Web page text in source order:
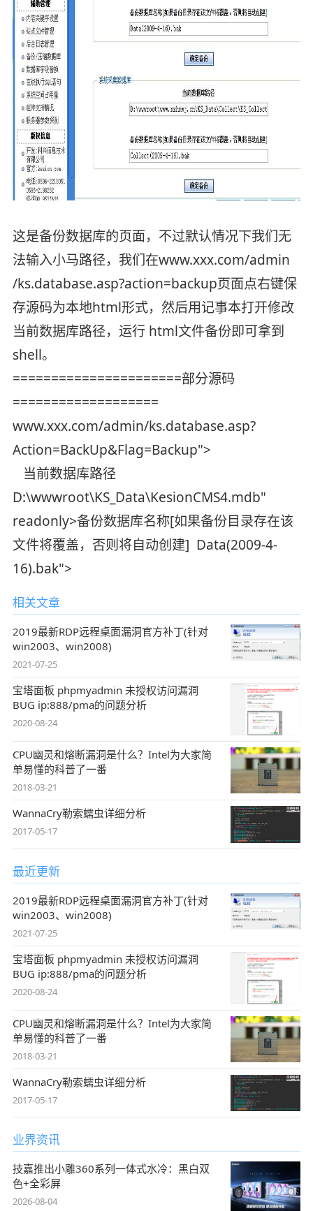
这是备份数据库的页面，不过默认情况下我们无
法输入小马路径，我们在www.xxx.com/admin
/ks.database.asp?action=backup页面点右键保
存源码为本地html形式，然后用记事本打开修改
当前数据库路径，运行 html文件备份即可拿到
shell。
======================部分源码
===================
www.xxx.com/admin/ks.database.asp?
Action=BackUp&Flag=Backup">
当前数据库路径
D:\wwwroot\KS_Data\KesionCMS4.mdb"
readonly>备份数据库名称[如果备份目录存在该
文件将覆盖，否则将自动创建] Data(2009-4-
16).bak">
相关文章
2019最新RDP远程桌面漏洞官方补丁(针对
win2003、win2008)
2021-07-25
宝塔面板 phpmyadmin 未授权访问漏洞
BUG ip:888/pma的问题分析
2020-08-24
CPU幽灵和熔断漏洞是什么？Intel为大家简
单易懂的科普了一番
2018-03-21
WannaCry勒索蠕虫详细分析
2017-05-17
最近更新
2019最新RDP远程桌面漏洞官方补丁(针对
win2003、win2008)
2021-07-25
宝塔面板 phpmyadmin 未授权访问漏洞
BUG ip:888/pma的问题分析
2020-08-24
CPU幽灵和熔断漏洞是什么？Intel为大家简
单易懂的科普了一番
2018-03-21
WannaCry勒索蠕虫详细分析
2017-05-17
业界资讯
技嘉推出小雕360系列一体式水冷：黑白双
色+全彩屏
2026-08-04